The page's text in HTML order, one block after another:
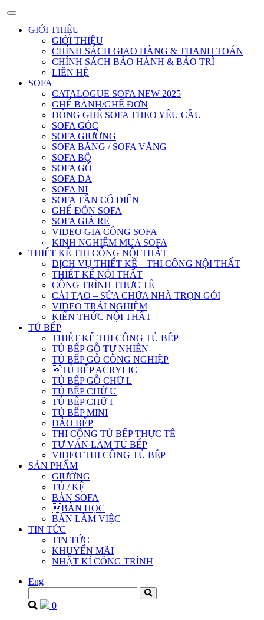
GIỚI THIỆU
GIỚI THIỆU
CHÍNH SÁCH GIAO HÀNG & THANH TOÁN
CHÍNH SÁCH BẢO HÀNH & BẢO TRÌ
LIÊN HỆ
SOFA
CATALOGUE SOFA NEW 2025
GHẾ BÀNH/GHẾ ĐƠN
ĐÓNG GHẾ SOFA THEO YÊU CẦU
SOFA GÓC
SOFA GIƯỜNG
SOFA BĂNG / SOFA VĂNG
SOFA BỘ
SOFA GỖ
SOFA DA
SOFA NỈ
SOFA TÂN CỔ ĐIỂN
GHẾ ĐÔN SOFA
SOFA GIÁ RẺ
VIDEO GIA CÔNG SOFA
KINH NGHIỆM MUA SOFA
THIẾT KẾ THI CÔNG NỘI THẤT
DỊCH VỤ THIẾT KẾ – THI CÔNG NỘI THẤT
THIẾT KẾ NỘI THẤT
CÔNG TRÌNH THỰC TẾ
CẢI TẠO – SỬA CHỮA NHÀ TRỌN GÓI
VIDEO TRẢI NGHIỆM
KIẾN THỨC NỘI THẤT
TỦ BẾP
THIẾT KẾ THI CÔNG TỦ BẾP
TỦ BẾP GỖ TỰ NHIÊN
TỦ BẾP GỖ CÔNG NGHIỆP
TỦ BẾP ACRYLIC
TỦ BẾP GỖ CHỮ L
TỦ BẾP CHỮ U
TỦ BẾP CHỮ I
TỦ BẾP MINI
ĐẢO BẾP
THI CÔNG TỦ BẾP THỰC TẾ
TƯ VẤN LÀM TỦ BẾP
VIDEO THI CÔNG TỦ BẾP
SẢN PHẨM
GIƯỜNG
TỦ / KỆ
BÀN SOFA
BÀN HỌC
BÀN LÀM VIỆC
TIN TỨC
TIN TỨC
KHUYẾN MÃI
NHẬT KÍ CÔNG TRÌNH
Eng
0